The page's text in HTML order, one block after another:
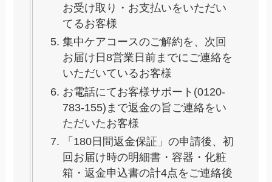
お受け取り・お支払いをいただい
てるお客様
集中ケアコースのご解約を、次回
お届け日8営業日前までにご連絡を
いただいているお客様
お電話にてお客様サポート(0120-
783-155)まで返金の旨ご連絡をい
ただいたお客様
「180日間返金保証」の申請後、初
回お届け時の明細書・容器・化粧
箱・返金申込書の計4点をご連絡後